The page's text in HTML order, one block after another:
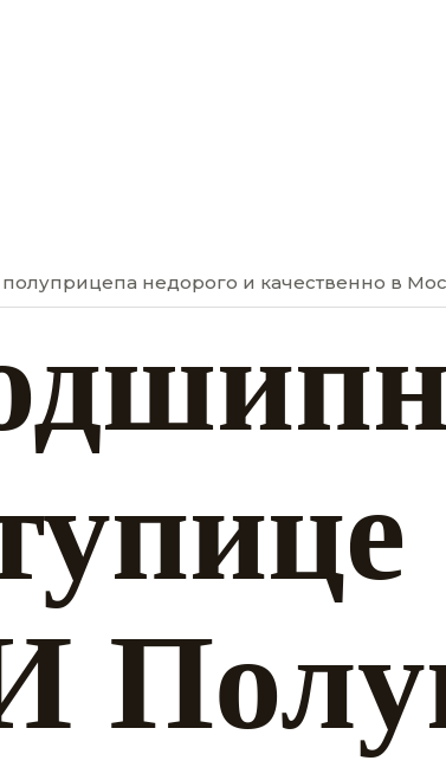
недорого и качественно в